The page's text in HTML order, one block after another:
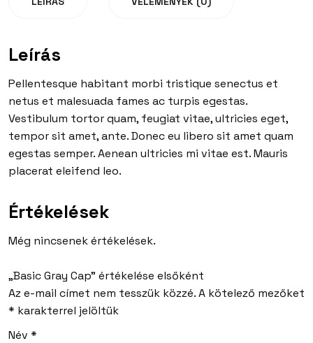
Leírás
Pellentesque habitant morbi tristique senectus et
netus et malesuada fames ac turpis egestas.
Vestibulum tortor quam, feugiat vitae, ultricies eget,
tempor sit amet, ante. Donec eu libero sit amet quam
egestas semper. Aenean ultricies mi vitae est. Mauris
placerat eleifend leo.
Értékelések
Még nincsenek értékelések.
„Basic Gray Cap” értékelése elsőként
Az e-mail címet nem tesszük közzé.A kötelező mezőket
* karakterrel jelöltük
Név *